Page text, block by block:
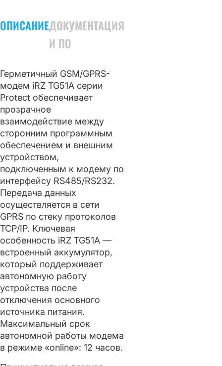
ОПИСАНИЕДОКУМЕНТАЦИЯ
И ПО
Герметичный GSM/GPRS-
модем iRZ TG51A серии
Protect обеспечивает
прозрачное
взаимодействие между
сторонним программным
обеспечением и внешним
устройством,
подключенным к модему по
интерфейсу RS485/RS232.
Передача данных
осуществляется в сети
GPRS по стеку протоколов
TCP/IP. Ключевая
особенность iRZ TG51A —
встроенный аккумулятор,
который поддерживает
автономную работу
устройства после
отключения основного
источника питания.
Максимальный срок
автономной работы модема
в режиме «online»: 12 часов.